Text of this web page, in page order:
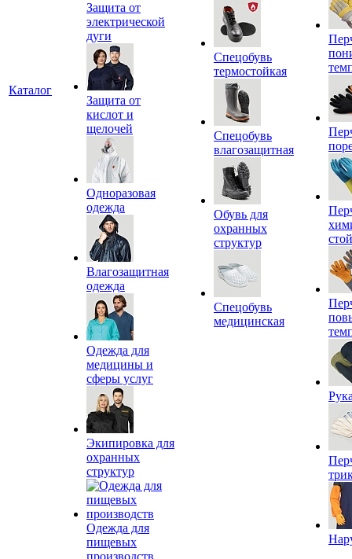
Каталог
Защита от
электрической
дуги
Защита от
кислот и
щелочей
Одноразовая
одежда
Влагозащитная
одежда
Одежда для
медицины и
сферы услуг
Экипировка для
охранных
структур
Одежда для
пищевых
производств
Спецобувь
термостойкая
Спецобувь
влагозащитная
Обувь для
охранных
структур
Спецобувь
медицинская